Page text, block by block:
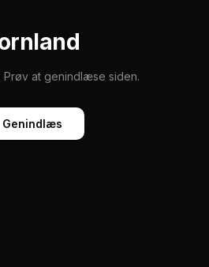
Prøv at genindlæse siden.
Genindlæs